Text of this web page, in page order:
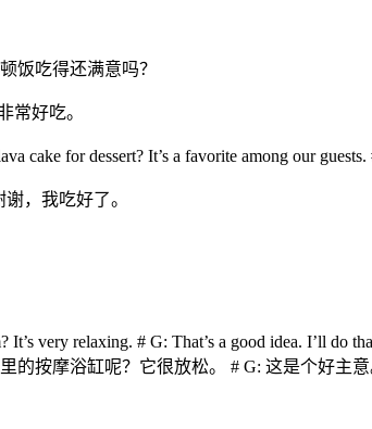
饭吃得还满意吗？
常好吃。
cake for dessert? It’s a favorite among our
谢，我吃好了。
very relaxing. # G: That’s a good idea. I’ll do
的按摩浴缸呢？它很放松。 # G: 这是个好主意